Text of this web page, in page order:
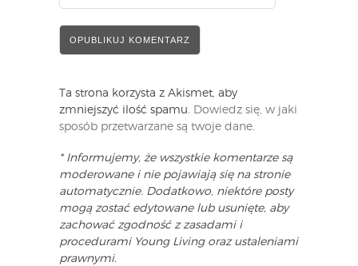
Ta strona korzysta z Akismet, aby
zmniejszyć ilość spamu. Dowiedz się, w jaki
sposób przetwarzane są twoje dane.
* Informujemy, że wszystkie komentarze są
moderowane i nie pojawiają się na stronie
automatycznie. Dodatkowo, niektóre posty
mogą zostać edytowane lub usunięte, aby
zachować zgodność z zasadami i
procedurami Young Living oraz ustaleniami
prawnymi.